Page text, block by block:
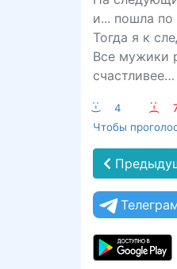
и... пошла
Тогда я к
Все мужики
счастливее…
:-) 4 :-(
Чтобы